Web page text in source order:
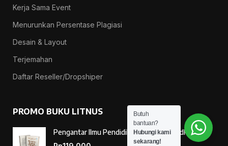
Kerja Sama Event
Menurunkan Persentase Plagiasi
Desain & Layout
Terjemahan
Daftar Reseller/Dropshiper
PROMO BUKU LITNUS
Pengantar Ilmu Pendidikan — Suprapno dkk
Butuh
bantuan?
Hubungi kami
sekarang!